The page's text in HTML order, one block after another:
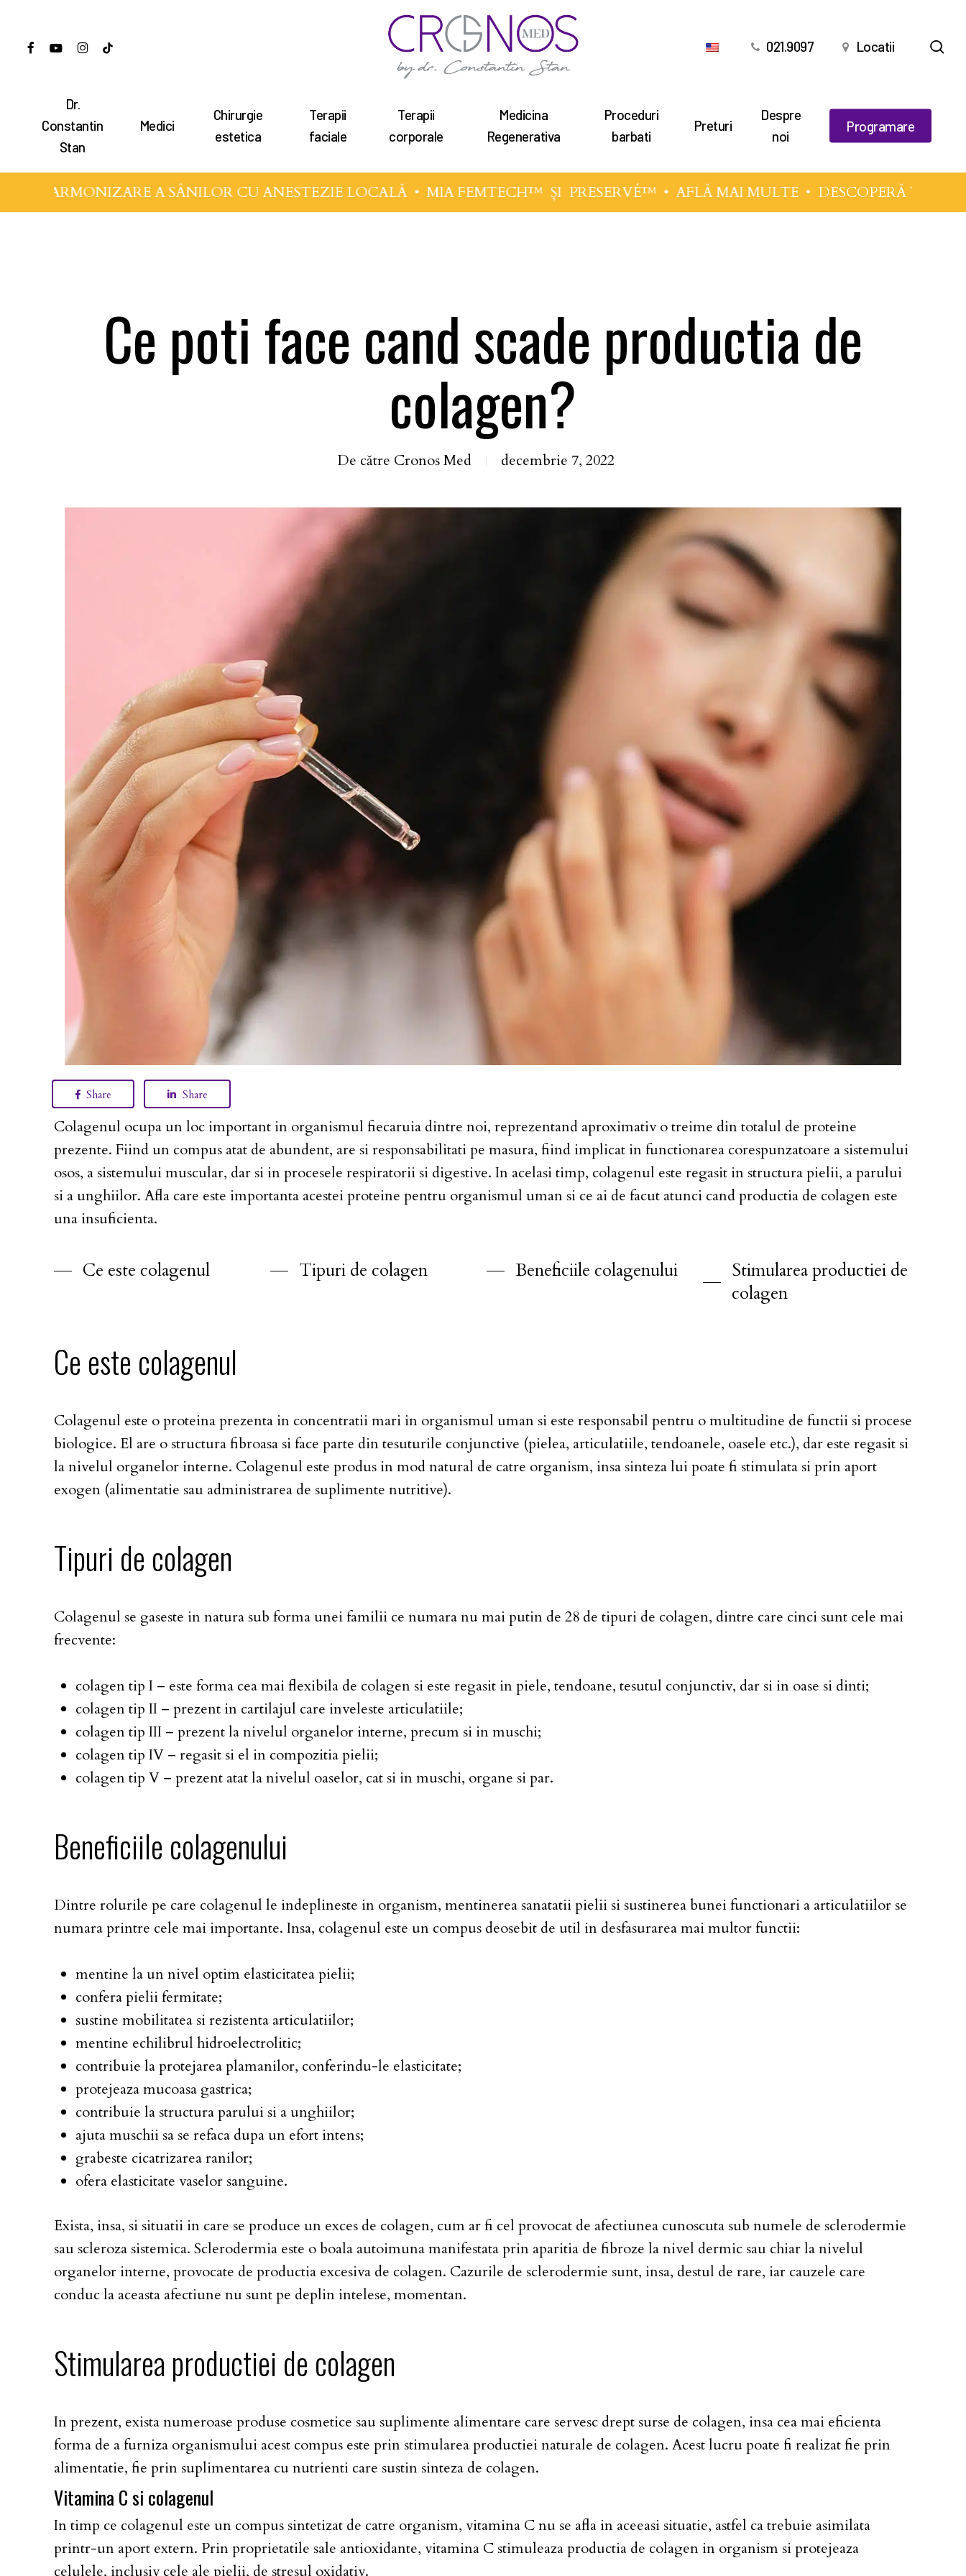
conținutul
Apăsați enter pentru a căuta sau ESC pentru a închide
facebookyoutubeinstagram
tiktok 021.9097 Locatii
Dr.
Constantin
Stan
Medici
Chirurgie
estetica
Terapii
faciale
Terapii
corporale
Medicina
Regenerativa
Proceduri
barbati
Preturi
Despre
noi
Programare
ARMONIZARE A SÂNILOR CU ANESTEZIE LOCALĂ •MIA FEMTECH™ȘIPRESERVÉ™•AFLĂ MAI MULTE• DESCOPERĂ
Ce poti face cand scade productia de
colagen?
De către Cronos Med decembrie 7, 2022
Share Share
Colagenul ocupa un loc important in organismul fiecaruia dintre noi, reprezentand aproximativ o treime din totalul de proteine
prezente. Fiind un compus atat de abundent, are si responsabilitati pe masura, fiind implicat in functionarea corespunzatoare a sistemului
osos, a sistemului muscular, dar si in procesele respiratorii si digestive. In acelasi timp, colagenul este regasit in structura pielii, a parului
si a unghiilor. Afla care este importanta acestei proteine pentru organismul uman si ce ai de facut atunci cand productia de colagen este
una insuficienta.
Ce este colagenul Tipuri de colagen Beneficiile colagenului
Stimularea productiei de
colagen
Ce este colagenul
Colagenul este o proteina prezenta in concentratii mari in organismul uman si este responsabil pentru o multitudine de functii si procese
biologice. El are o structura fibroasa si face parte din tesuturile conjunctive (pielea, articulatiile, tendoanele, oasele etc.), dar este regasit si
la nivelul organelor interne. Colagenul este produs in mod natural de catre organism, insa sinteza lui poate fi stimulata si prin aport
exogen (alimentatie sau administrarea de suplimente nutritive).
Tipuri de colagen
Colagenul se gaseste in natura sub forma unei familii ce numara nu mai putin de 28 de tipuri de colagen, dintre care cinci sunt cele mai
frecvente:
colagen tip I – este forma cea mai flexibila de colagen si este regasit in piele, tendoane, tesutul conjunctiv, dar si in oase si dinti;
colagen tip II – prezent in cartilajul care inveleste articulatiile;
colagen tip III – prezent la nivelul organelor interne, precum si in muschi;
colagen tip IV – regasit si el in compozitia pielii;
colagen tip V – prezent atat la nivelul oaselor, cat si in muschi, organe si par.
Beneficiile colagenului
Dintre rolurile pe care colagenul le indeplineste in organism, mentinerea sanatatii pielii si sustinerea bunei functionari a articulatiilor se
numara printre cele mai importante. Insa, colagenul este un compus deosebit de util in desfasurarea mai multor functii:
mentine la un nivel optim elasticitatea pielii;
confera pielii fermitate;
sustine mobilitatea si rezistenta articulatiilor;
mentine echilibrul hidroelectrolitic;
contribuie la protejarea plamanilor, conferindu-le elasticitate;
protejeaza mucoasa gastrica;
contribuie la structura parului si a unghiilor;
ajuta muschii sa se refaca dupa un efort intens;
grabeste cicatrizarea ranilor;
ofera elasticitate vaselor sanguine.
Exista, insa, si situatii in care se produce un exces de colagen, cum ar fi cel provocat de afectiunea cunoscuta sub numele de sclerodermie
sau scleroza sistemica. Sclerodermia este o boala autoimuna manifestata prin aparitia de fibroze la nivel dermic sau chiar la nivelul
organelor interne, provocate de productia excesiva de colagen. Cazurile de sclerodermie sunt, insa, destul de rare, iar cauzele care
conduc la aceasta afectiune nu sunt pe deplin intelese, momentan.
Stimularea productiei de colagen
In prezent, exista numeroase produse cosmetice sau suplimente alimentare care servesc drept surse de colagen, insa cea mai eficienta
forma de a furniza organismului acest compus este prin stimularea productiei naturale de colagen. Acest lucru poate fi realizat fie prin
alimentatie, fie prin suplimentarea cu nutrienti care sustin sinteza de colagen.
Vitamina C si colagenul
In timp ce colagenul este un compus sintetizat de catre organism, vitamina C nu se afla in aceeasi situatie, astfel ca trebuie asimilata
printr-un aport extern. Prin proprietatile sale antioxidante, vitamina C stimuleaza productia de colagen in organism si protejeaza
celulele, inclusiv cele ale pielii, de stresul oxidativ.